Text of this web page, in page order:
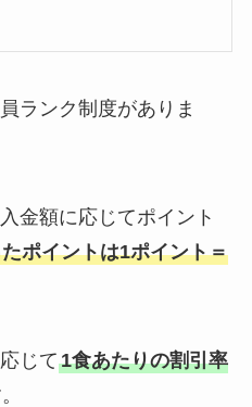
ランク制度がありま
金額に応じてポイント
ポイントは1ポイント＝
じて1食あたりの割引率